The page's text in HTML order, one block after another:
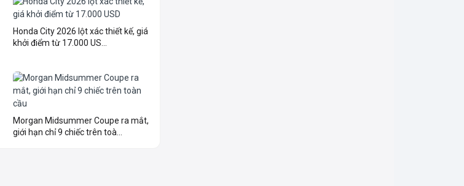
Honda City 2026 lột xác thiết kế, giá
khởi điểm từ 17.000 US...
Morgan Midsummer Coupe ra mắt,
giới hạn chỉ 9 chiếc trên toà...